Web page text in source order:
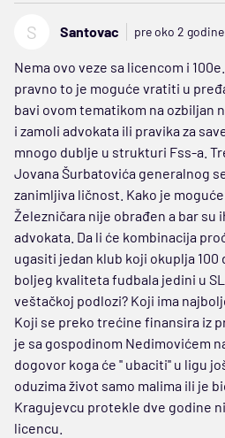
S Santovac pre oko 2 godine
Nema ovo veze sa licencom i
pravno to je moguće vratiti u
bavi ovom tematikom na ozbiljan
i zamoli advokata ili pravika za
mnogo dublje u strukturi Fss-a.
Jovana Šurbatovića generalnog
zanimljiva ličnost. Kako je
Železničara nije obrađen a bar su
advokata. Da li će kombinacija
ugasiti jedan klub koji okuplja 100
boljeg kvaliteta fudbala jedini u
veštačkoj podlozi? Koji ima
Koji se preko trećine finansira iz
je sa gospodinom Nedimovićem
dogovor koga će '' ubaciti'' u ligu
oduzima život samo malima ili je
Kragujevcu protekle dve godine
licencu.